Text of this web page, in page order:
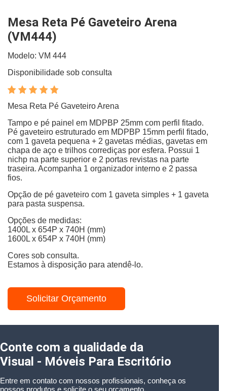
Mesa Reta Pé Gaveteiro Arena
(VM444)
Modelo: VM 444
Disponibilidade sob consulta
Mesa Reta Pé Gaveteiro Arena
Tampo e pé painel em MDPBP 25mm com perfil fitado.
Pé gaveteiro estruturado em MDPBP 15mm perfil fitado,
com 1 gaveta pequena + 2 gavetas médias, gavetas em
chapa de aço e trilhos corrediças por esfera. Possui 1
nichp na parte superior e 2 portas revistas na parte
traseira. Acompanha 1 organizador interno e 2 passa
fios.
Opção de pé gaveteiro com 1 gaveta simples + 1 gaveta
para pasta suspensa.
Opções de medidas:
1400L x 654P x 740H (mm)
1600L x 654P x 740H (mm)
Cores sob consulta.
Estamos à disposição para atendê-lo.
Solicitar Orçamento
Conte com a qualidade da
Visual - Móveis Para Escritório
Entre em contato com nossos profissionais, conheça os